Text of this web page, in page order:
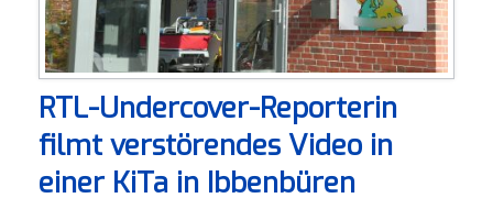
RTL-Undercover-Reporterin
filmt verstörendes Video in
einer KiTa in Ibbenbüren